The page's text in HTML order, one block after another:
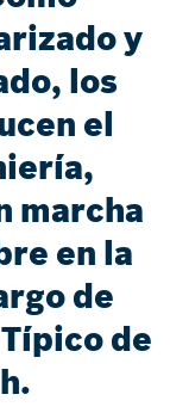
y
los
el
marcha
en la
de
de